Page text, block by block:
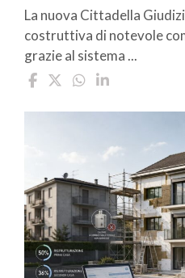
La nuova Cittadella
costruttiva di notevole
grazie al sistema ...